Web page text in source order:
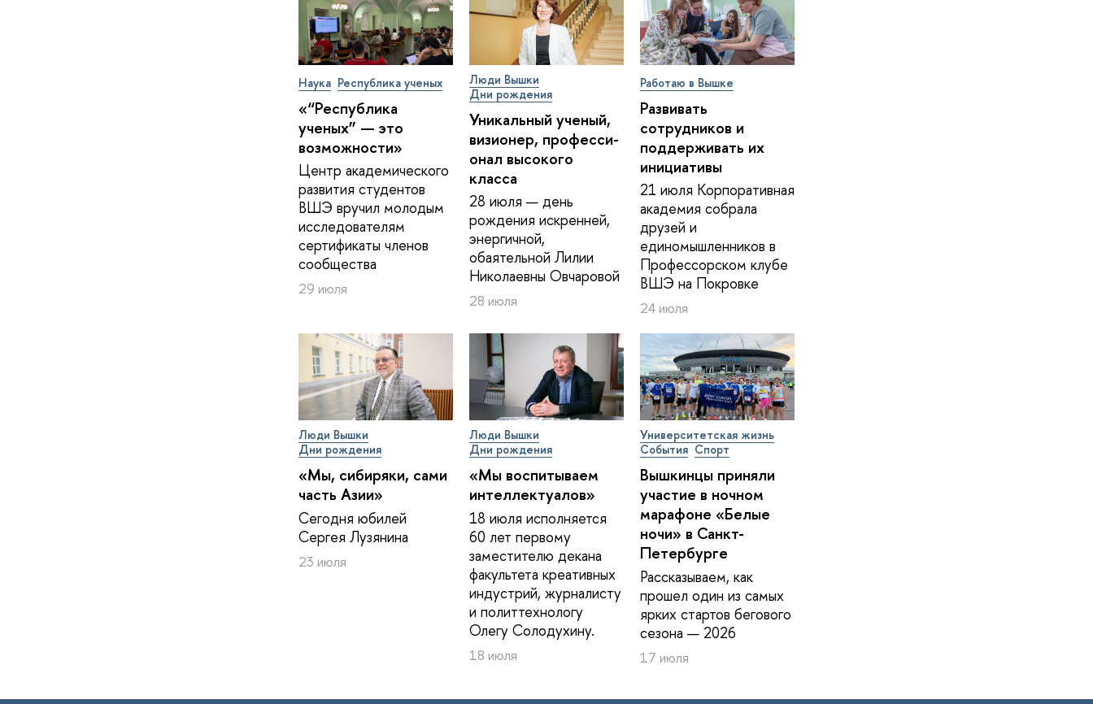
Наука Республика ученых
«“Республика
ученых” — это
возможности»
Центр академического
развития студентов
ВШЭ вручил молодым
исследователям
сертификаты членов
сообщества
29 июля
Люди Вышки
Дни рождения
Уникальный ученый,
визионер, про­фес­си­
о­нал высокого
класса
28 июля — день
рождения искренней,
энергичной,
обаятельной Лилии
Николаевны Овчаровой
28 июля
Работаю в Вышке
Развивать
сотрудников и
поддерживать их
инициативы
21 июля Корпоративная
академия собрала
друзей и
единомышленников в
Профессорском клубе
ВШЭ на Покровке
24 июля
Люди Вышки
Дни рождения
«Мы, сибиряки, сами
часть Азии»
Сегодня юбилей
Сергея Лузянина
23 июля
Люди Вышки
Дни рождения
«Мы воспитываем
интеллектуалов»
18 июля исполняется
60 лет первому
заместителю декана
факультета креативных
индустрий, журналисту
и политтехнологу
Олегу Солодухину.
18 июля
Университетская жизнь
События Спорт
Вышкинцы приняли
участие в ночном
марафоне «Белые
ночи» в Санкт-
Петербурге
Рассказываем, как
прошел один из самых
ярких стартов бегового
сезона — 2026
17 июля